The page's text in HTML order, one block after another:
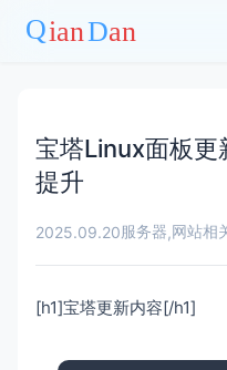
宝塔Linux面板更
提升
2025.09.20服务器,网站相
[h1]宝塔更新内容[/h1]